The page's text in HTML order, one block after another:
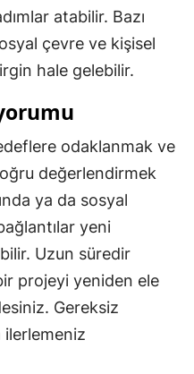
atabilir. Bazı
çevre ve kişisel
hale gelebilir.
odaklanmak ve
değerlendirmek
ya da sosyal
yeni
Uzun süredir
projeyi yeniden ele
Gereksiz
ilerlemeniz